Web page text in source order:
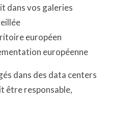
dans vos galeries
européen
européenne
dans des data centers
être responsable,